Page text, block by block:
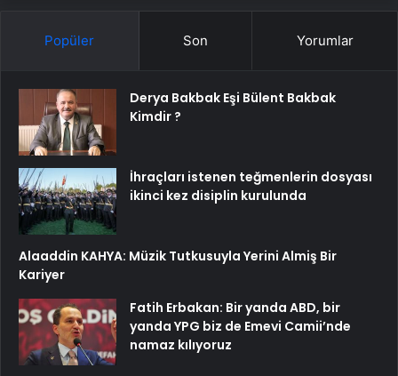
Popüler Son Yorumlar
Derya Bakbak Eşi Bülent Bakbak
Kimdir ?
İhraçları istenen teğmenlerin dosyası
ikinci kez disiplin kurulunda
Alaaddin KAHYA: Müzik Tutkusuyla Yerini Almiş Bir
Kariyer
Fatih Erbakan: Bir yanda ABD, bir
yanda YPG biz de Emevi Camii’nde
namaz kılıyoruz